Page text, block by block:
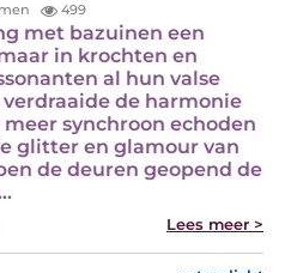
499
met bazuinen een
in krochten en
al hun valse
de harmonie
synchroon echoden
glitter en glamour van
de deuren geopend de
Lees meer >